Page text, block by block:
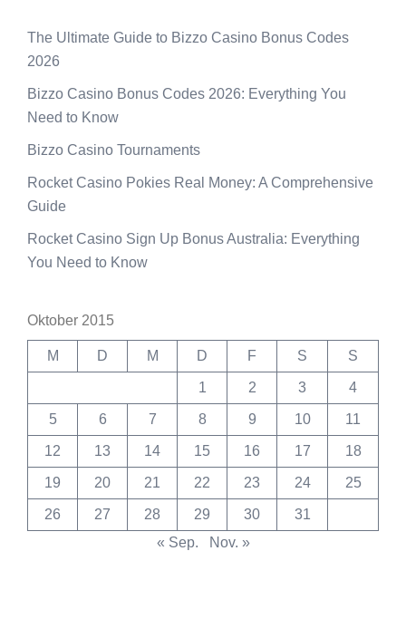
The Ultimate Guide to Bizzo Casino Bonus Codes
2026
Bizzo Casino Bonus Codes 2026: Everything You
Need to Know
Bizzo Casino Tournaments
Rocket Casino Pokies Real Money: A Comprehensive
Guide
Rocket Casino Sign Up Bonus Australia: Everything
You Need to Know
Oktober 2015
M D M D F S S
1 2 3 4
5 6 7 8 9 10 11
12 13 14 15 16 17 18
19 20 21 22 23 24 25
26 27 28 29 30
31
« Sep.
Nov. »